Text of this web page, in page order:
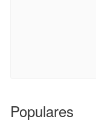
Populares